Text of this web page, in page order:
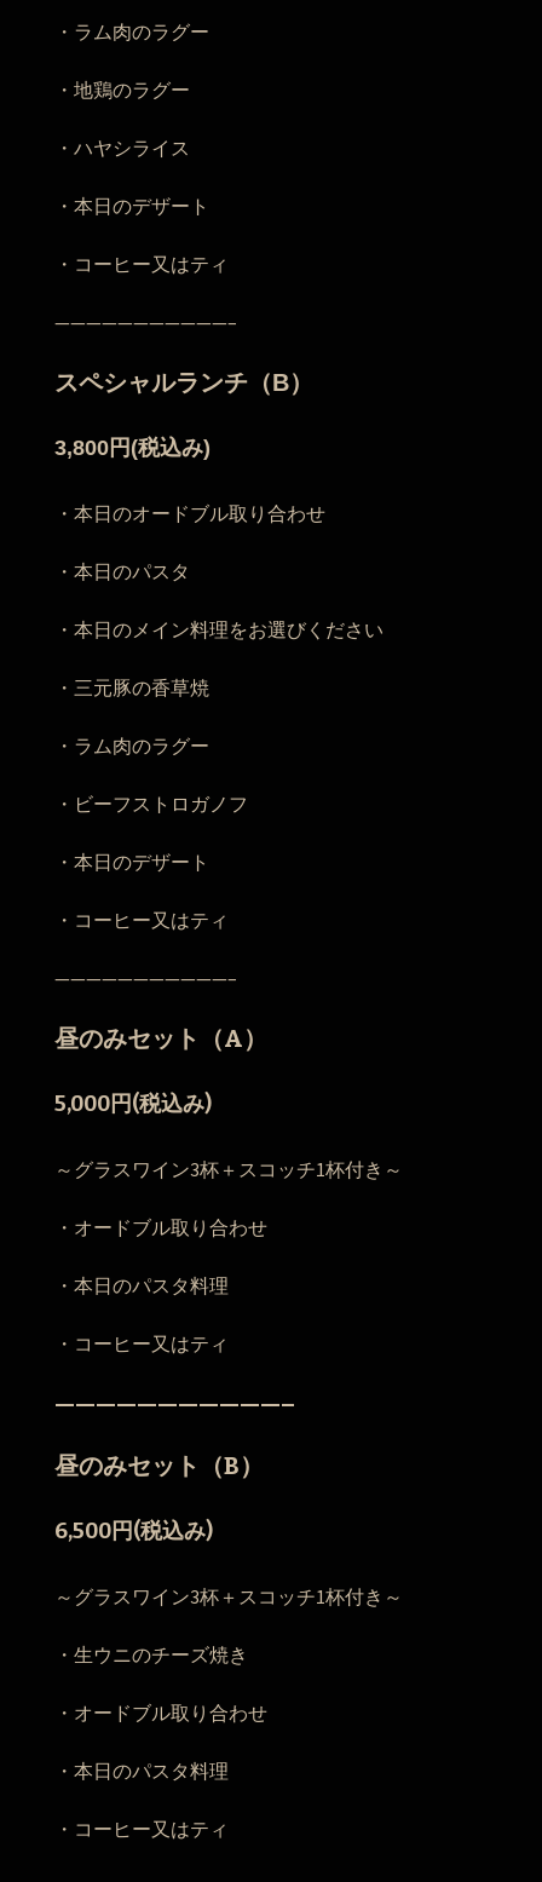
・ラム肉のラグー
・地鶏のラグー
・ハヤシライス
・本日のデザート
・コーヒー又はティ
———————————–
スペシャルランチ（B）
3,800円(税込み)
・本日のオードブル取り合わせ
・本日のパスタ
・本日のメイン料理をお選びください
・三元豚の香草焼
・ラム肉のラグー
・ビーフストロガノフ
・本日のデザート
・コーヒー又はティ
———————————–
昼のみセット（A）
5,000円(税込み)
～グラスワイン3杯＋スコッチ1杯付き～
・オードブル取り合わせ
・本日のパスタ料理
・コーヒー又はティ
———————————–
昼のみセット（B）
6,500円(税込み)
～グラスワイン3杯＋スコッチ1杯付き～
・生ウニのチーズ焼き
・オードブル取り合わせ
・本日のパスタ料理
・コーヒー又はティ